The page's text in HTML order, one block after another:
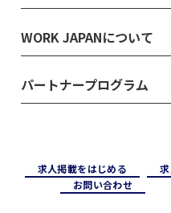
WORK JAPANについて
パートナープログラム
求⼈掲載をはじめる
お問い合わせ